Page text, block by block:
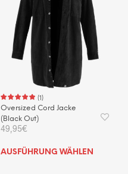
(1)
Oversized Cord Jacke
(Black Out)
49,95€
AUSFÜHRUNG WÄHLEN